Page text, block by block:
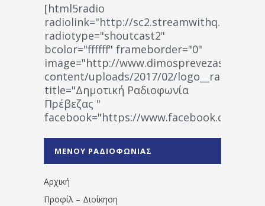
[html5radio
radiolink="http://
radiotype="shoutcast2"
bcolor="ffffff" frameborder="0"
image="http://www.dimosprevezas.gr/wp-
content/uploads/2017/02/
title="Δημοτική Ραδιοφωνία
Πρέβεζας "
facebook="https://www.facebook.com/
1531194763766854/" artist="" ]
ΜΕΝΟΥ ΡΑΔΙΟΦΩΝΙΑΣ
Αρχική
Προφίλ – Διοίκηση